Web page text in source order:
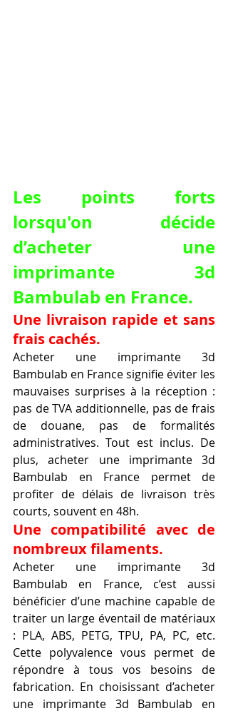
Les points forts
lorsqu'on décide
d’acheter une
imprimante 3d
Bambulab en France.
Une livraison rapide et sans
frais cachés.
Acheter une imprimante 3d
Bambulab en France signifie éviter les
mauvaises surprises à la réception :
pas de TVA additionnelle, pas de frais
de douane, pas de formalités
administratives. Tout est inclus. De
plus, acheter une imprimante 3d
Bambulab en France permet de
profiter de délais de livraison très
courts, souvent en 48h.
Une compatibilité avec de
nombreux filaments.
Acheter une imprimante 3d
Bambulab en France, c’est aussi
bénéficier d’une machine capable de
traiter un large éventail de matériaux
: PLA, ABS, PETG, TPU, PA, PC, etc.
Cette polyvalence vous permet de
répondre à tous vos besoins de
fabrication. En choisissant d’acheter
une imprimante 3d Bambulab en